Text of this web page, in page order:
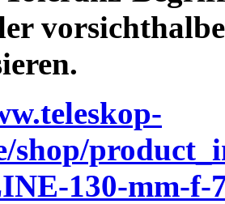
shop/
130-mm-f-